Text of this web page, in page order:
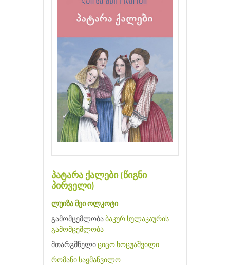
პატარა ქალები (წიგნი
პირველი)
ლუიზა მეი ოლკოტი
გამომცემლობა ბაკურ სულაკაურის
გამომცემლობა
მთარგმნელი ციცო ხოცუაშვილი
რომანი საყმაწვილო